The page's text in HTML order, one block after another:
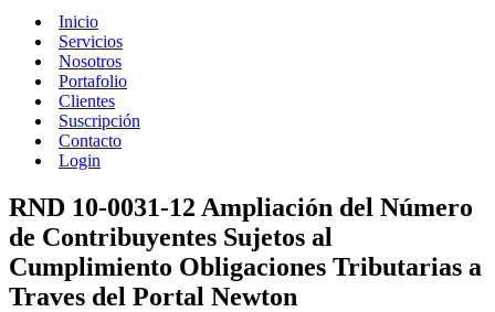
Inicio
Servicios
Nosotros
Portafolio
Clientes
Suscripción
Contacto
Login
RND 10-0031-12 Ampliación del Número
de Contribuyentes Sujetos al
Cumplimiento Obligaciones Tributarias a
Traves del Portal Newton